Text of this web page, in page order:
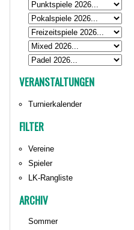
VERANSTALTUNGEN
Turnierkalender
FILTER
Vereine
Spieler
LK-Rangliste
ARCHIV
Sommer